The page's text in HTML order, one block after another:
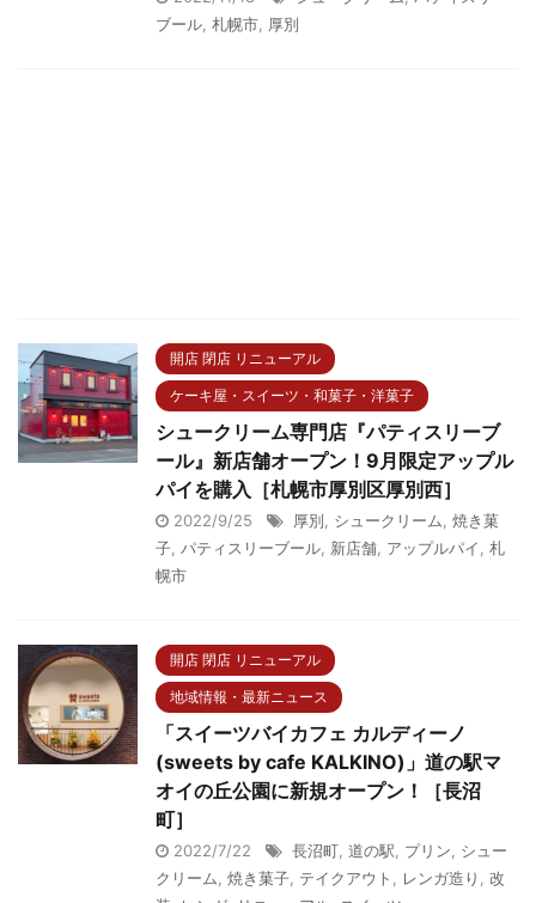
ブール, 札幌市, 厚別
開店 閉店 リニューアル
ケーキ屋・スイーツ・和菓子・洋菓子
シュークリーム専門店『パティスリーブ
ール』新店舗オープン！9月限定アップル
パイを購入［札幌市厚別区厚別西］
2022/9/25 厚別, シュークリーム, 焼き菓
子, パティスリーブール, 新店舗, アップルパイ, 札
幌市
開店 閉店 リニューアル
地域情報・最新ニュース
「スイーツバイカフェ カルディーノ
(sweets by cafe KALKINO)」道の駅マ
オイの丘公園に新規オープン！［長沼
町］
2022/7/22 長沼町, 道の駅, プリン, シュー
クリーム, 焼き菓子, テイクアウト , レンガ造り , 改